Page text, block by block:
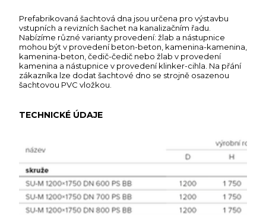
Prefabrikovaná šachtová dna jsou určena pro výstavbu
vstupních a revizních šachet na kanalizačním řadu.
Nabízíme různé varianty provedení: žlab a nástupnice
mohou být v provedení beton-beton, kamenina-kamenina,
kamenina-beton, čedič-čedič nebo žlab v provedení
kamenina a nástupnice v provedení klinker-cihla. Na přání
zákazníka lze dodat šachtové dno se strojně osazenou
šachtovou PVC vložkou.
TECHNICKÉ ÚDAJE